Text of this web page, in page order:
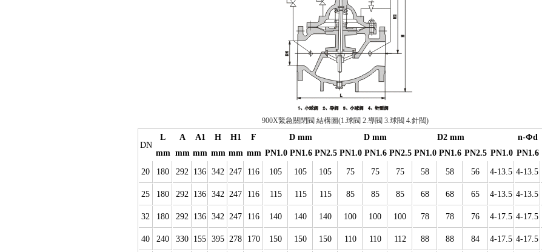
900X緊急關閉閥 結構圖(1.球閥 2.導閥 3.球閥 4.針閥)
DN
L A A1 H H1 F D mm D mm D2 mm
n-Φd
mm mm mm mm mm mm PN1.0 PN1.6 PN2.5 PN1.0 PN1.6 PN2.5 PN1.0 PN1.6 PN2.5 PN1.0 PN1.6
20 180 292 136 342 247 116 105 105 105 75 75 75 58 58 56 4-13.5 4-13.5
25 180 292 136 342 247 116 115 115 115 85 85 85 68 68 65 4-13.5 4-13.5
32 180 292 136 342 247 116 140 140 140 100 100 100 78 78 76 4-17.5 4-17.5
40 240 330 155 395 278 170 150 150 150 110 110 112 88 88 84 4-17.5 4-17.5